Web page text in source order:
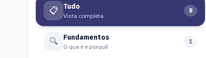
📋 Tudo
Vista completa
8
🔍 Fundamentos
O que é e porquê
1